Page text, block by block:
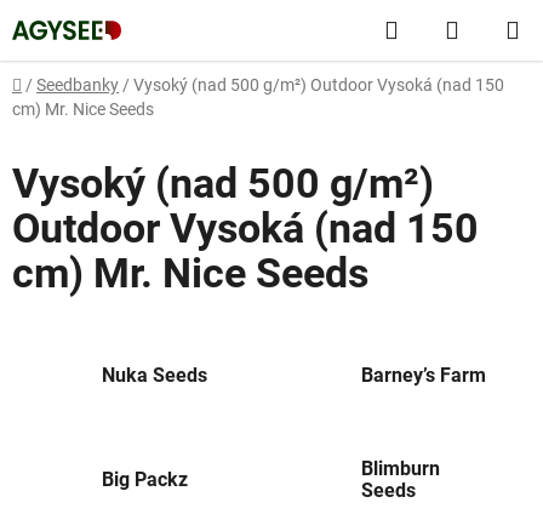
na
obsah
Hledat
KOŠÍK
Domů
/ Seedbanky / Vysoký (nad 500 g/m²) Outdoor Vysoká (nad 150
cm) Mr. Nice Seeds
Vysoký (nad 500 g/m²)
Outdoor Vysoká (nad 150
cm) Mr. Nice Seeds
Nuka Seeds Barney’s Farm
Big Packz
Blimburn
Seeds